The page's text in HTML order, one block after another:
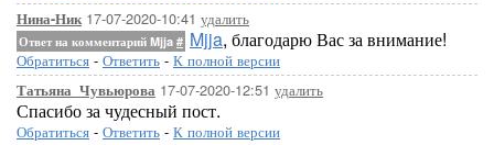
Нина-Ник17-07-2020-10:41 удалить
Ответ на комментарий Mjja # Mjja, благодарю Вас за внимание!
Обратиться - Ответить - К полной версии
Татьяна_Чувьюрова 17-07-2020-12:51 удалить
Спасибо за чудесный пост.
Обратиться - Ответить - К полной версии